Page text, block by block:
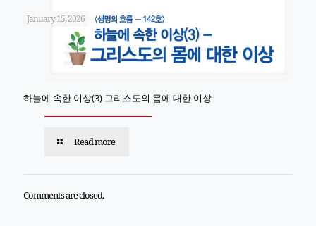
January 15, 2026
하늘에 속한 이상(3) 그리스도의 몸에 대한 이상
Read more
Comments are closed.